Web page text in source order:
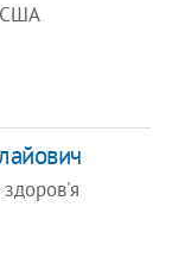
США